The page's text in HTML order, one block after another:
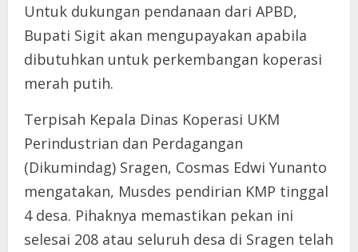
Untuk dukungan pendanaan dari APBD,
Bupati Sigit akan mengupayakan apabila
dibutuhkan untuk perkembangan koperasi
merah putih.
Terpisah Kepala Dinas Koperasi UKM
Perindustrian dan Perdagangan
(Dikumindag) Sragen, Cosmas Edwi Yunanto
mengatakan, Musdes pendirian KMP tinggal
4 desa. Pihaknya memastikan pekan ini
selesai 208 atau seluruh desa di Sragen telah